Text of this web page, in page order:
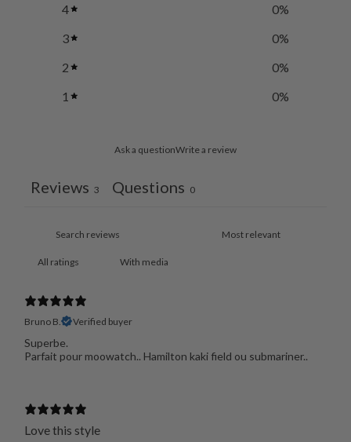
4
0%
3
0%
2
0%
1
0%
Ask a questionWrite a review
Reviews 3 Questions 0
With media
Bruno B. Verified buyer
Superbe.
Parfait pour moowatch.. Hamilton kaki field ou submariner..
Love this style